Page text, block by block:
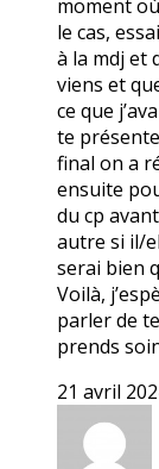
moment
le cas,
à la mdj et
viens et
ce que
te
final on a
ensuite
du cp
autre si il/
serai bien
Voilà,
parler de
prends
21 avril